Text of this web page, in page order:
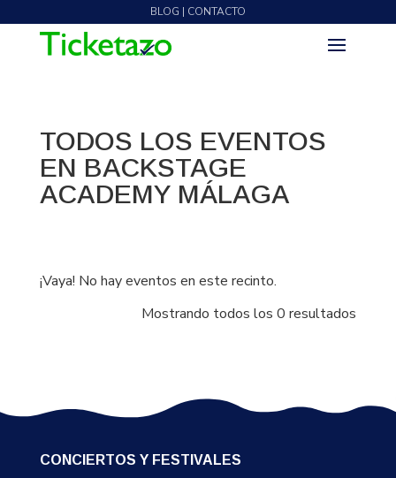
BLOG | CONTACTO
TODOS LOS EVENTOS
EN BACKSTAGE
ACADEMY MÁLAGA
¡Vaya! No hay eventos en este recinto.
Mostrando todos los 0 resultados
CONCIERTOS Y FESTIVALES